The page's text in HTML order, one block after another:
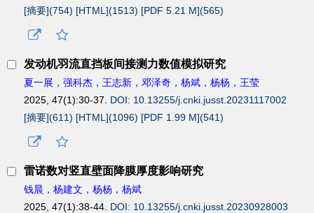
[摘要](754) [HTML](1513) [PDF 5.21 M](565)
发动机羽流直挡板间接测力数值模拟研究
夏一展，强科杰，王志新，邓泽奇，杨斌，杨杨，王莹
2025, 47(1):30-37. DOI: 10.13255/j.cnki.jusst.20231117002
[摘要](611) [HTML](1096) [PDF 1.99 M](541)
雷诺数对竖直壁面降膜厚度影响研究
钱晨，杨建文，杨杨，杨斌
2025, 47(1):38-44. DOI: 10.13255/j.cnki.jusst.20230928003